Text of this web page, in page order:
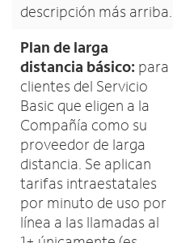
descripción más arriba.
Plan de larga
distancia básico: para
clientes del Servicio
Basic que eligen a la
Compañía como su
proveedor de larga
distancia. Se aplican
tarifas intraestatales
por minuto de uso por
línea a las llamadas al